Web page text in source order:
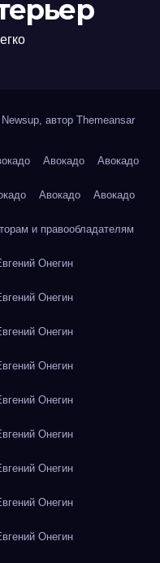
автор Themeansar
Авокадо Авокадо
Авокадо Авокадо
и правообладателям
Онегин
Онегин
Онегин
Онегин
Онегин
Онегин
Онегин
Онегин
Онегин